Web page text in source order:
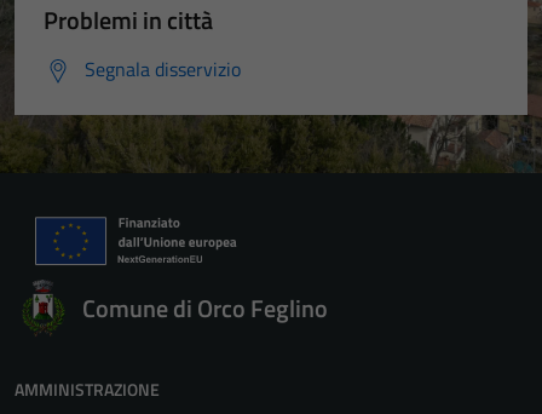
Problemi in città
Segnala disservizio
Comune di Orco Feglino
AMMINISTRAZIONE